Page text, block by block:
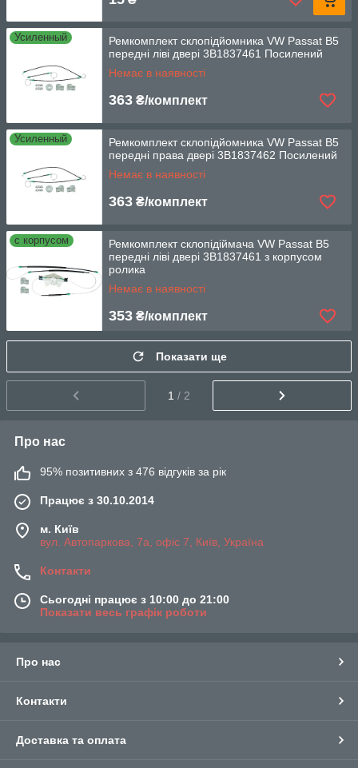
Усиленный
Ремкомплект склопідйомника VW Passat B5
передні ліві двері 3B1837461 Посилений
Немає в наявності
363 ₴/комплект
Усиленный
Ремкомплект склопідйомника VW Passat B5
передні права двері 3B1837462 Посилений
Немає в наявності
363 ₴/комплект
с корпусом
Ремкомплект склопідіймача VW Passat B5
передні ліві двері 3B1837461 з корпусом
ролика
Немає в наявності
353 ₴/комплект
Показати ще
1 / 2
Про нас
95% позитивних з 476 відгуків за рік
Працює з 30.10.2014
м. Київ
вул. Автопаркова, 7а, офіс 7, Київ, Україна
Контакти
Сьогодні працює з 10:00 до 21:00
Показати весь графік роботи
Про нас
Контакти
Доставка та оплата